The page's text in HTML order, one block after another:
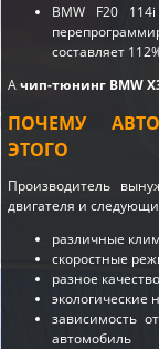
BMW F20
составляет
Ачип-тюнинг BMW
ПОЧЕМУ
ЭТОГО
Производитель
двигателя и
различные
скоростные
разное
экологические
зависимость
автомобиль